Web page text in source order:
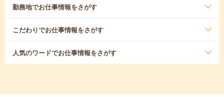
勤務地でお仕事情報をさがす
こだわりでお仕事情報をさがす
人気のワードでお仕事情報をさがす